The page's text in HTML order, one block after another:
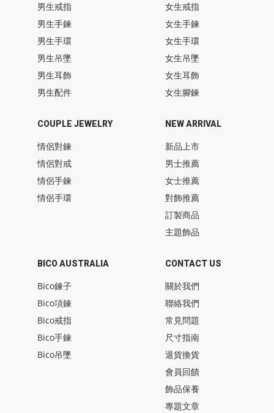
男生戒指
男生手鍊
男生手環
男生吊墜
男生耳飾
男生配件
女生戒指
女生手鍊
女生手環
女生吊墜
女生耳飾
女生腳鍊
COUPLE JEWELRY
情侶對鍊
情侶對戒
情侶手鍊
情侶手環
BICO AUSTRALIA
Bico鍊子
Bico項鍊
Bico戒指
Bico手鍊
Bico吊墜
NEW ARRIVAL
新品上市
男士推薦
女士推薦
對飾推薦
訂製商品
主題飾品
CONTACT US
關於我們
聯絡我們
常見問題
尺寸指南
退貨換貨
會員回饋
飾品保養
專題文章